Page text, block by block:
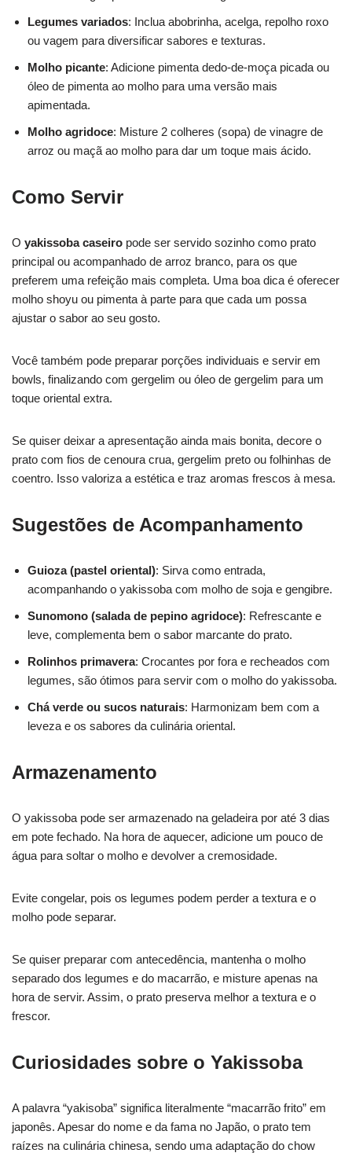
Legumes variados: Inclua abobrinha, acelga, repolho roxo
ou vagem para diversificar sabores e texturas.
Molho picante: Adicione pimenta dedo-de-moça picada ou
óleo de pimenta ao molho para uma versão mais
apimentada.
Molho agridoce: Misture 2 colheres (sopa) de vinagre de
arroz ou maçã ao molho para dar um toque mais ácido.
Como Servir
O yakissoba caseiro pode ser servido sozinho como prato
principal ou acompanhado de arroz branco, para os que
preferem uma refeição mais completa. Uma boa dica é oferecer
molho shoyu ou pimenta à parte para que cada um possa
ajustar o sabor ao seu gosto.
Você também pode preparar porções individuais e servir em
bowls, finalizando com gergelim ou óleo de gergelim para um
toque oriental extra.
Se quiser deixar a apresentação ainda mais bonita, decore o
prato com fios de cenoura crua, gergelim preto ou folhinhas de
coentro. Isso valoriza a estética e traz aromas frescos à mesa.
Sugestões de Acompanhamento
Guioza (pastel oriental): Sirva como entrada,
acompanhando o yakissoba com molho de soja e gengibre.
Sunomono (salada de pepino agridoce): Refrescante e
leve, complementa bem o sabor marcante do prato.
Rolinhos primavera: Crocantes por fora e recheados com
legumes, são ótimos para servir com o molho do yakissoba.
Chá verde ou sucos naturais: Harmonizam bem com a
leveza e os sabores da culinária oriental.
Armazenamento
O yakissoba pode ser armazenado na geladeira por até 3 dias
em pote fechado. Na hora de aquecer, adicione um pouco de
água para soltar o molho e devolver a cremosidade.
Evite congelar, pois os legumes podem perder a textura e o
molho pode separar.
Se quiser preparar com antecedência, mantenha o molho
separado dos legumes e do macarrão, e misture apenas na
hora de servir. Assim, o prato preserva melhor a textura e o
frescor.
Curiosidades sobre o Yakissoba
A palavra “yakisoba” significa literalmente “macarrão frito” em
japonês. Apesar do nome e da fama no Japão, o prato tem
raízes na culinária chinesa, sendo uma adaptação do chow